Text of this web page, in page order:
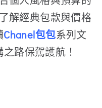
解經典包款與價格
Chanel包包系列文
路保駕護航！